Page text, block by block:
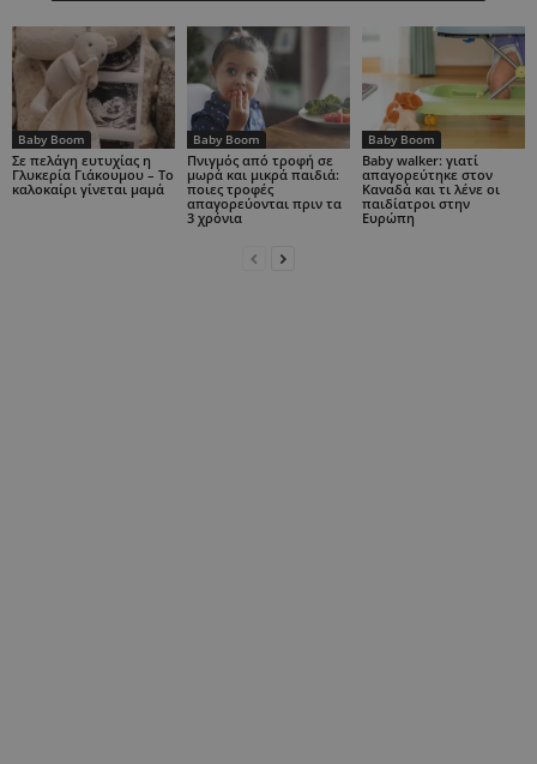
Baby Boom
Σε πελάγη ευτυχίας η
Γλυκερία Γιάκουμου – Το
καλοκαίρι γίνεται μαμά
Baby Boom
Πνιγμός από τροφή σε
μωρά και μικρά παιδιά:
ποιες τροφές
απαγορεύονται πριν τα
3 χρόνια
Baby Boom
Baby walker: γιατί
απαγορεύτηκε στον
Καναδά και τι λένε οι
παιδίατροι στην
Ευρώπη